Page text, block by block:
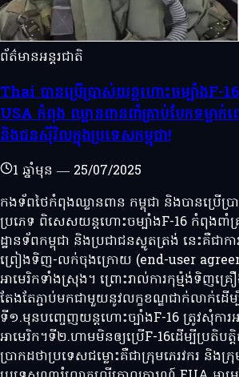
ព័ត៌មានអន្តរជាតិ
Thai បានប្រើប្រាស់យន្តហោះចម្បាំងF-
USA កំពុង ឈ្លានពានពាំគ្រាប់បែកទម្លា
និងជនសុីវិលក្នុងប្រទេសកម្ពុជា!
1 ឆ្នាំមុន — 25/07/2025
កងទ័ពថៃកំពុងឈ្លានពាន កម្ពុជា និងបានប្រើប្រ
ប្រភេទ ពិសេសយន្តហោះចម្បាំងF-16 កំពុងពាំ
ដ្ឋានទ័ពកម្ពុជា និងប្រជាជនស្លូតត្រង់ នេះគឺជាក
ព្រៀងទិញ-លក់ចុងក្រោយ (end-user
អាមេរិកទាំងស្រុង។ ព្រោះរាល់ការកុម្ម៉ង់ទិញគ្រឿ
តែងតែភ្ជាប់មកជាមួយនូវលក្ខខណ្ឌជាក់លាក់ដើម្
ទី១.មុនបញ្ចេញយន្តហោះច្បាំងF-16 ត្រូវសុំការ
អាមេរិក។ទី២.ហាមមិនឲ្យប្រើF-16ដើម្បីប្រតិបត្
ប្រាកដថាប្រទេសជម្លោះគឺជាក្រុមភេរវករ និងក្